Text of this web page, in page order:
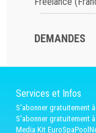
DEMANDES
Services et Infos
S'abonner gratuitement
S'abonner gratuitement
Media Kit